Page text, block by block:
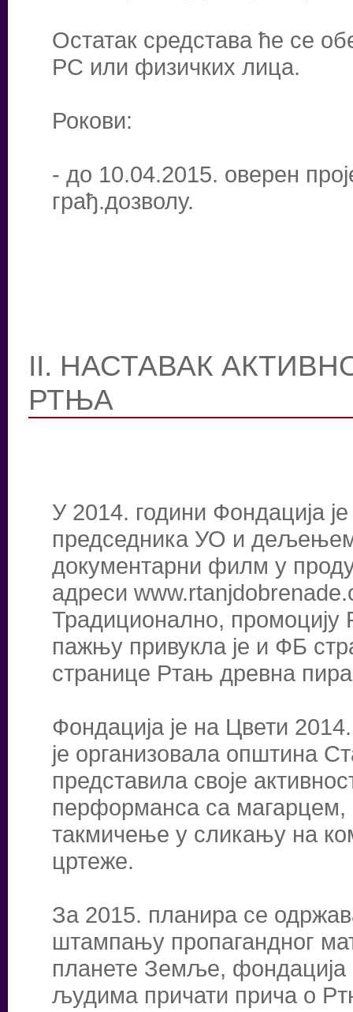
Остатак средстава ће се
РС или физичких лица.
Рокови:
- до 10.04.2015. оверен
грађ.дозволу.
II. НАСТАВАК
РТЊА
У 2014. години Фондација
председника УО и
документарни филм у
адреси
Традиционално,
пажњу привукла је и ФБ
странице Ртањ древна
Фондација је на Цвети
је организовала општина
представила своје
перформанса са магарцем,
такмичење у сликању на
цртеже.
За 2015. планира се
штампању пропагандног
планете Земље, фондација
људима причати прича о